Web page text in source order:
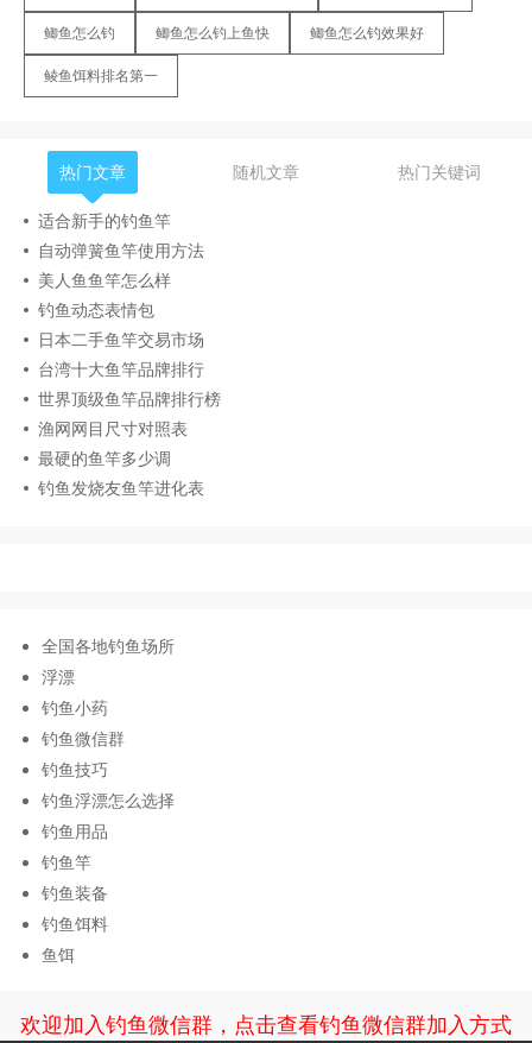
鲫鱼怎么钓 鲫鱼怎么钓上鱼快 鲫鱼怎么钓效果好
鲮鱼饵料排名第一
热门文章 随机文章 热门关键词
适合新手的钓鱼竿
自动弹簧鱼竿使用方法
美人鱼鱼竿怎么样
钓鱼动态表情包
日本二手鱼竿交易市场
台湾十大鱼竿品牌排行
世界顶级鱼竿品牌排行榜
渔网网目尺寸对照表
最硬的鱼竿多少调
钓鱼发烧友鱼竿进化表
全国各地钓鱼场所
浮漂
钓鱼小药
钓鱼微信群
钓鱼技巧
钓鱼浮漂怎么选择
钓鱼用品
钓鱼竿
钓鱼装备
钓鱼饵料
鱼饵
欢迎加入钓鱼微信群，点击查看钓鱼微信群加入方式